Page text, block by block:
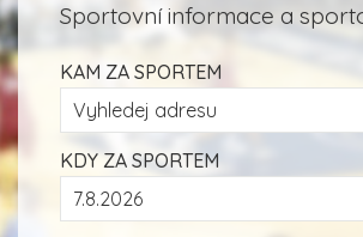
Sportovní informace a
KAM ZA SPORTEM
KDY ZA SPORTEM